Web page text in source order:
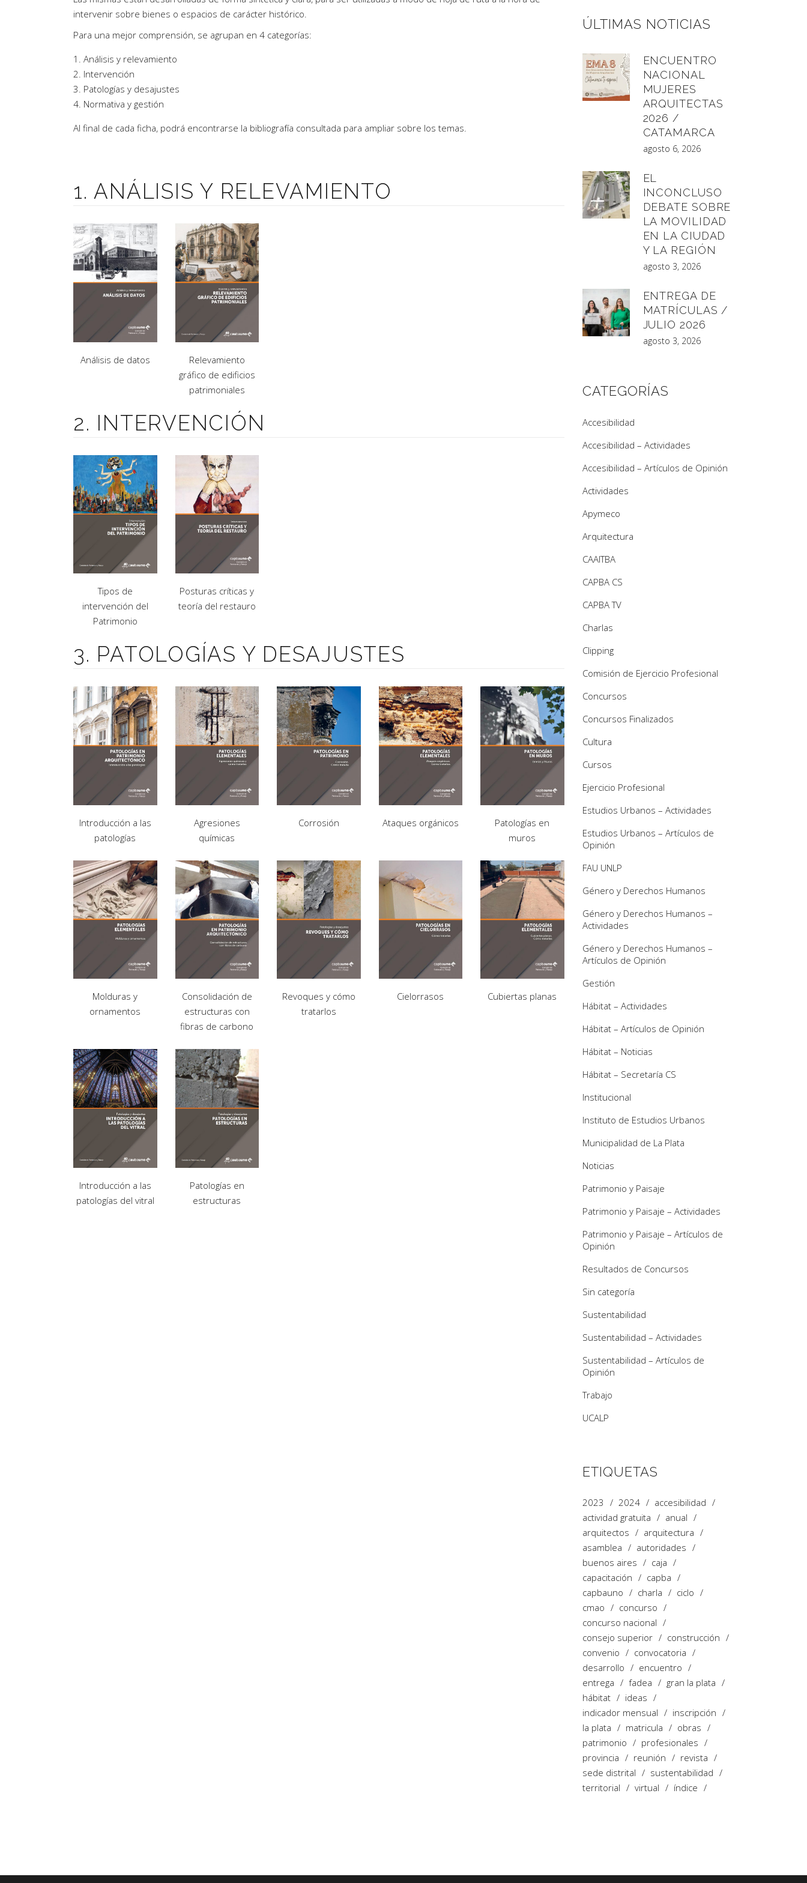
Artículos de Opinión
intervenir sobre bienes o espacios de carácter histórico.
Para una mejor comprensión, se agrupan en 4 categorías:
Análisis y relevamiento
Intervención
Patologías y desajustes
Normativa y gestión
Al final de cada ficha, podrá encontrarse la bibliografía consultada para ampliar sobre los temas.
1. ANÁLISIS Y RELEVAMIENTO
Análisis de datos
Relevamiento
gráfico de edificios
patrimoniales
2. INTERVENCIÓN
Tipos de
intervención del
Patrimonio
Posturas críticas y
teoría del restauro
3. PATOLOGÍAS Y DESAJUSTES
Introducción a las
patologías
Agresiones
químicas
Corrosión Ataques orgánicos
Patologías en
muros
Molduras y
ornamentos
Consolidación de
estructuras con
fibras de carbono
Revoques y cómo
tratarlos
Cielorrasos Cubiertas planas
Introducción a las
patologías del vitral
Patologías en
estructuras
ÚLTIMAS NOTICIAS
ENCUENTRO
NACIONAL
MUJERES
ARQUITECTAS
2026 /
CATAMARCA
agosto 6, 2026
EL
INCONCLUSO
DEBATE SOBRE
LA MOVILIDAD
EN LA CIUDAD
Y LA REGIÓN
agosto 3, 2026
ENTREGA DE
MATRÍCULAS /
JULIO 2026
agosto 3, 2026
CATEGORÍAS
Accesibilidad
Accesibilidad – Actividades
Accesibilidad – Artículos de Opinión
Actividades
Apymeco
Arquitectura
CAAITBA
CAPBA CS
CAPBA TV
Charlas
Clipping
Comisión de Ejercicio Profesional
Concursos
Concursos Finalizados
Cultura
Cursos
Ejercicio Profesional
Estudios Urbanos – Actividades
Estudios Urbanos – Artículos de
Opinión
FAU UNLP
Género y Derechos Humanos
Género y Derechos Humanos –
Actividades
Género y Derechos Humanos –
Artículos de Opinión
Gestión
Hábitat – Actividades
Hábitat – Artículos de Opinión
Hábitat – Noticias
Hábitat – Secretaría CS
Institucional
Instituto de Estudios Urbanos
Municipalidad de La Plata
Noticias
Patrimonio y Paisaje
Patrimonio y Paisaje – Actividades
Patrimonio y Paisaje – Artículos de
Opinión
Resultados de Concursos
Sin categoría
Sustentabilidad
Sustentabilidad – Actividades
Sustentabilidad – Artículos de
Opinión
Trabajo
UCALP
ETIQUETAS
2023 2024
accesibilidad
actividad gratuita
anual
arquitectos
arquitectura
asamblea
autoridades
buenos aires
caja
capacitación
capba
capbauno
charla
ciclo
cmao
concurso
concurso nacional
consejo superior
construcción
convenio
convocatoria
desarrollo
encuentro
entrega
fadea
gran la plata
hábitat
ideas
indicador mensual
inscripción
la plata
matricula
obras
patrimonio
profesionales
provincia
reunión
revista
sede distrital
sustentabilidad
territorial
virtual índice